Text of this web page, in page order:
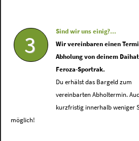
3
Sind wir uns einig?...
Wir vereinbaren einen
Abholung von deinem
Feroza-Sportrak.
Du erhälst das Bargeld zum
vereinbarten Abholtermin.
kurzfristig innerhalb weniger
möglich!